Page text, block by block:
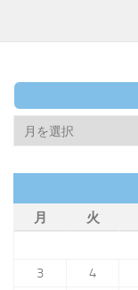
Archive
月
火
3
4